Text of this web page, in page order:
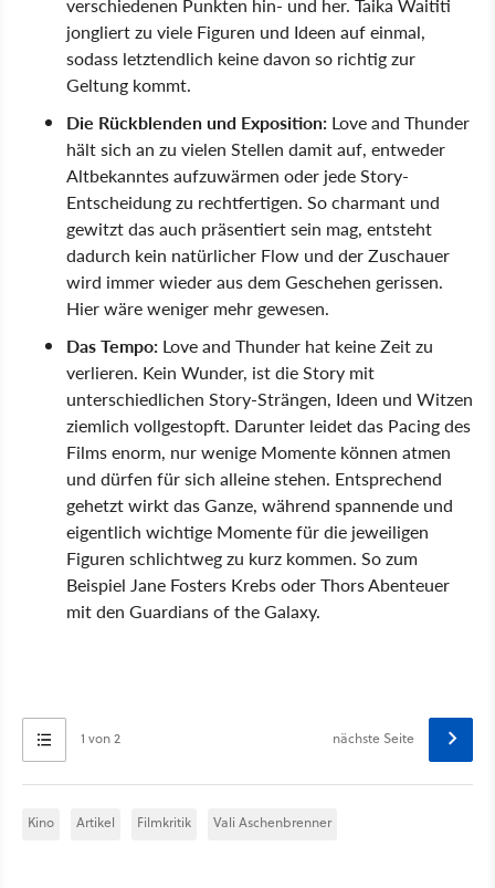
verschiedenen Punkten hin- und her. Taika Waititi
jongliert zu viele Figuren und Ideen auf einmal,
sodass letztendlich keine davon so richtig zur
Geltung kommt.
Die Rückblenden und Exposition: Love and Thunder
hält sich an zu vielen Stellen damit auf, entweder
Altbekanntes aufzuwärmen oder jede Story-
Entscheidung zu rechtfertigen. So charmant und
gewitzt das auch präsentiert sein mag, entsteht
dadurch kein natürlicher Flow und der Zuschauer
wird immer wieder aus dem Geschehen gerissen.
Hier wäre weniger mehr gewesen.
Das Tempo: Love and Thunder hat keine Zeit zu
verlieren. Kein Wunder, ist die Story mit
unterschiedlichen Story-Strängen, Ideen und Witzen
ziemlich vollgestopft. Darunter leidet das Pacing des
Films enorm, nur wenige Momente können atmen
und dürfen für sich alleine stehen. Entsprechend
gehetzt wirkt das Ganze, während spannende und
eigentlich wichtige Momente für die jeweiligen
Figuren schlichtweg zu kurz kommen. So zum
Beispiel Jane Fosters Krebs oder Thors Abenteuer
mit den Guardians of the Galaxy.
1 von 2 nächste Seite
Kino Artikel Filmkritik Vali Aschenbrenner